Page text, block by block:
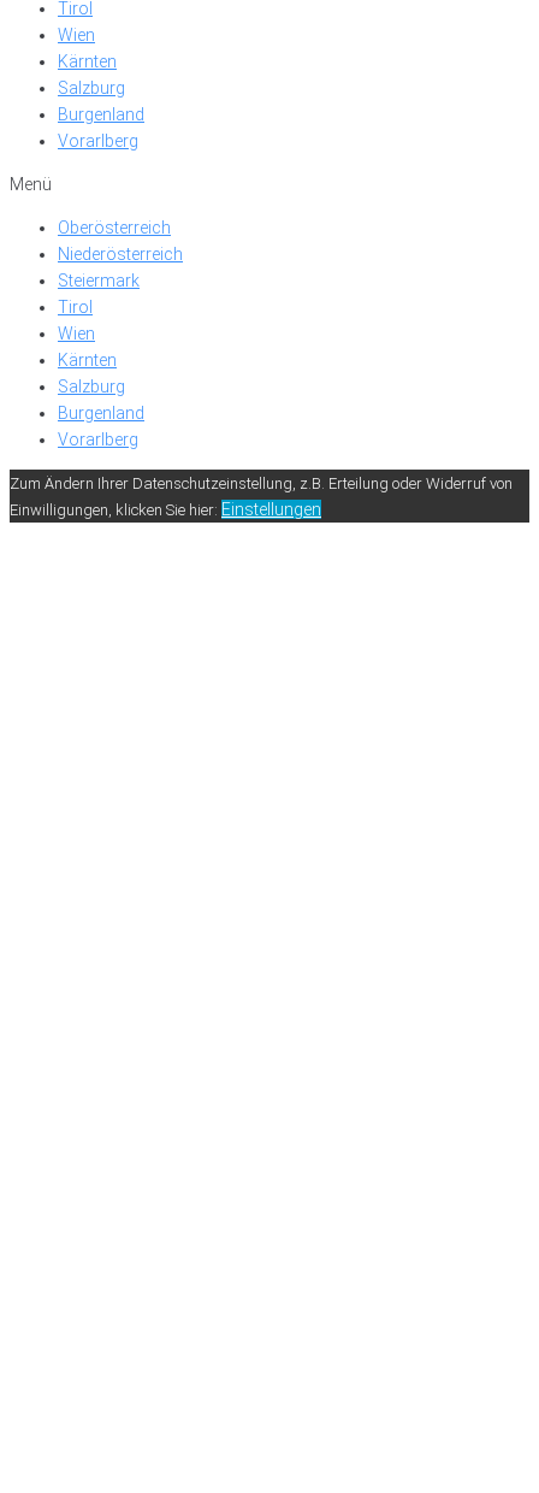
Tirol
Wien
Kärnten
Salzburg
Burgenland
Vorarlberg
Menü
Oberösterreich
Niederösterreich
Steiermark
Tirol
Wien
Kärnten
Salzburg
Burgenland
Vorarlberg
Zum Ändern Ihrer Datenschutzeinstellung, z.B. Erteilung oder Widerruf von
Einwilligungen, klicken Sie hier: Einstellungen